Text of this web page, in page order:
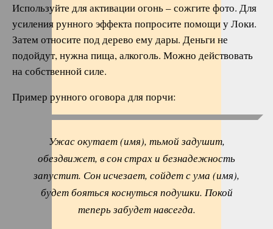
Используйте для активации огонь – сожгите фото. Для
усиления рунного эффекта попросите помощи у Локи.
Затем относите под дерево ему дары. Деньги не
подойдут, нужна пища, алкоголь. Можно действовать
на собственной силе.
Пример рунного оговора для порчи:
Ужас окутает (имя), тьмой задушит,
обездвижет, в сон страх и безнадежность
запустит. Сон исчезает, сойдет с ума (имя),
будет бояться коснуться подушки. Покой
теперь забудет навсегда.